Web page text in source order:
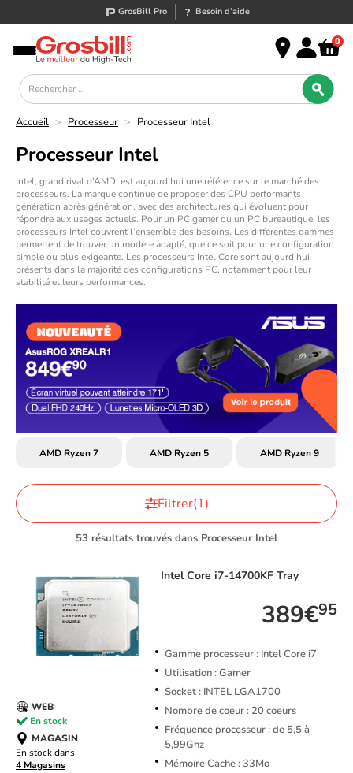
GrosBill Pro Besoin d’aide
0
Accueil > Processeur > Processeur Intel
Processeur Intel
Intel, grand rival d’AMD, est aujourd’hui une référence sur le marché des
processeurs. La marque continue de proposer des CPU performants
génération après génération, avec des architectures qui évoluent pour
répondre aux usages actuels. Pour un PC gamerou un PC bureautique, les
processeurs Intel couvrent l’ensemble des besoins. Les différentes gammes
permettent de trouver un modèle adapté, que ce soit pour une configuration
simple ou plus exigeante. Les processeurs Intel Coresont aujourd’hui
présents dans la majorité des configurations PC, notamment pour leur
stabilité et leurs performances.
AMD Ryzen 7 AMD Ryzen 5 AMD Ryzen 9
53 résultats trouvés dans Processeur Intel
Filtrer(1)
IntelCore i7-14700KF Tray
389€95
Gamme processeur : Intel Core i7
Utilisation : Gamer
Socket : INTEL LGA1700
Nombre de coeur : 20 coeurs
Fréquence processeur : de 5,5 à
5,99Ghz
Mémoire Cache : 33Mo
WEB
En stock
MAGASIN
En stock dans
4 Magasins